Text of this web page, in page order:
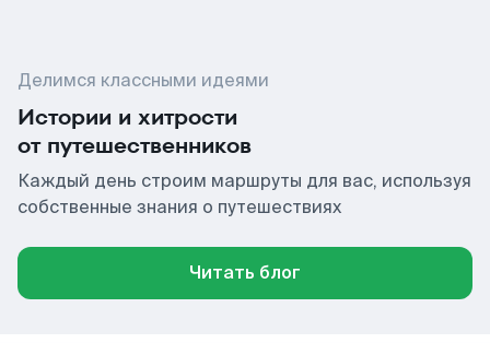
Делимся классными идеями
Истории и хитрости
от путешественников
Каждый день строим маршруты для вас, используя
собственные знания о путешествиях
Читать блог